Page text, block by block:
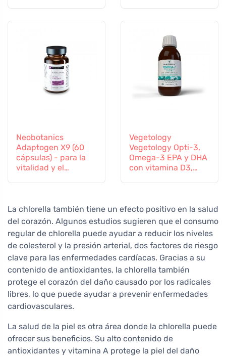
Neobotanics
Adaptogen X9 (60
cápsulas) - para la
vitalidad y el
Vegetology
Vegetology Opti-3,
Omega-3 EPA y DHA
con vitamina D3,
La chlorella también tiene un efecto positivo en la salud
del corazón. Algunos estudios sugieren que el consumo
regular de chlorella puede ayudar a reducir los niveles
de colesterol y la presión arterial, dos factores de riesgo
clave para las enfermedades cardíacas. Gracias a su
contenido de antioxidantes, la chlorella también
protege el corazón del daño causado por los radicales
libres, lo que puede ayudar a prevenir enfermedades
cardiovasculares.
La salud de la piel es otra área donde la chlorella puede
ofrecer sus beneficios. Su alto contenido de
antioxidantes y vitamina A protege la piel del daño